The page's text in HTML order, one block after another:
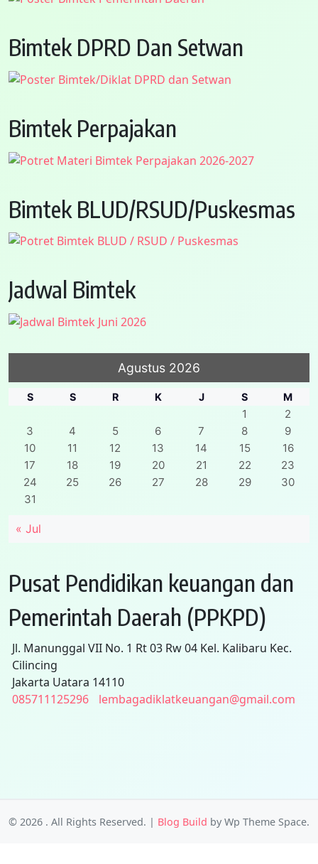
Bimtek DPRD Dan Setwan
Bimtek Perpajakan
Bimtek BLUD/RSUD/Puskesmas
Jadwal Bimtek
Agustus 2026
S S R K J S M
1
2
3
4 5 6 7 8
9
10
11 12 13 14 15
16
17
18 19 20 21 22
23
24
25 26 27 28 29
30
31
« Jul
Pusat Pendidikan keuangan dan
Pemerintah Daerah (PPKPD)
Jl. Manunggal VII No. 1 Rt 03 Rw 04 Kel. Kalibaru Kec.
Cilincing
Jakarta Uatara 14110
085711125296
lembagadiklatkeuangan@gmail.com
© 2026 . All Rights Reserved. | Blog Build by Wp Theme Space.